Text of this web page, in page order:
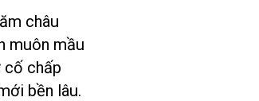
châu
muôn mầu
cố chấp
bền lâu.